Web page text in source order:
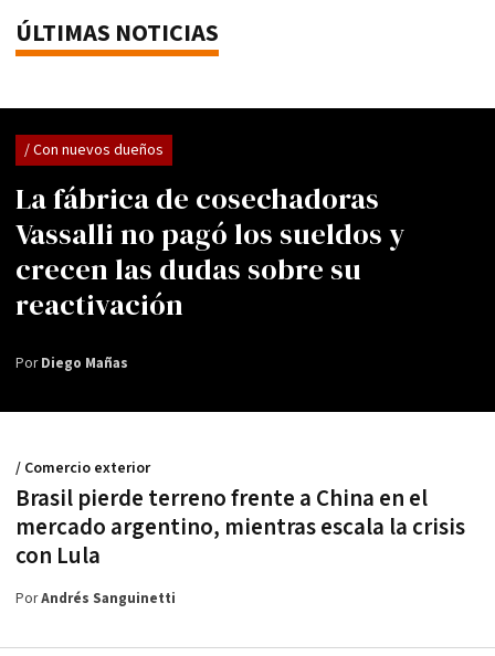
ÚLTIMAS NOTICIAS
La fábrica de cosechadoras
Vassalli no pagó los sueldos y
crecen las dudas sobre su
reactivación
/ Con nuevos dueños
PorDiego Mañas
Brasil pierde terreno frente a China en el
mercado argentino, mientras escala la crisis
con Lula
/ Comercio exterior
PorAndrés Sanguinetti